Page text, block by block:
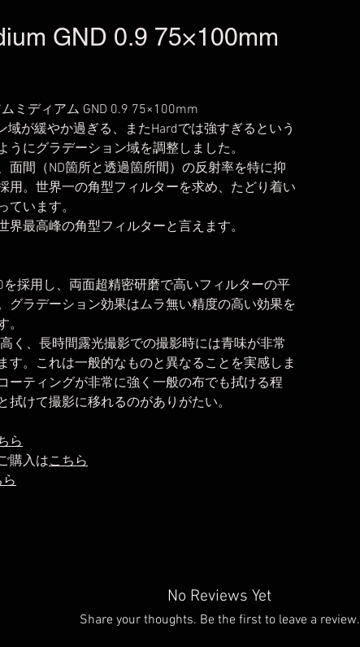
GND 0.9 75×100mm
ミディアム GND 0.9 75×100mm
域が緩やか過ぎる、またHardでは強すぎるという
うにグラデーション域を調整しました。
面間（ND箇所と透過箇所間）の反射率を特に抑
用。世界一の角型フィルターを求め、たどり着い
ています。
界最高峰の角型フィルターと言えます。
採用し、両面超精密研磨で高いフィルターの平
グラデーション効果はムラ無い精度の高い効果を
く、長時間露光撮影での撮影時には青味が非常
す。これは一般的なものと異なることを実感しま
ーティングが非常に強く一般の布でも拭ける程
拭けて撮影に移れるのがありがたい。
ら
購入はこちら
ら
No Reviews Yet
Share your thoughts. Be the first to leave a review.